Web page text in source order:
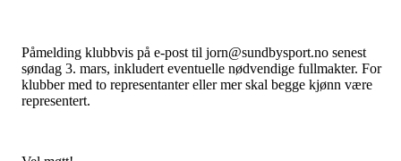
Påmelding klubbvis på e-post til jorn@sundbysport.no senest
søndag 3. mars, inkludert eventuelle nødvendige fullmakter. For
klubber med to representanter eller mer skal begge kjønn være
representert.